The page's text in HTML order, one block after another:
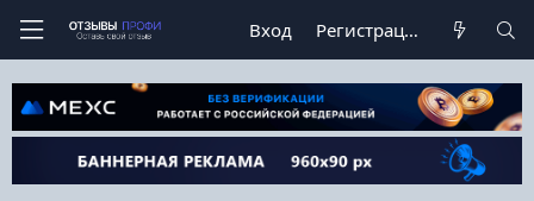
Вход Регистрация